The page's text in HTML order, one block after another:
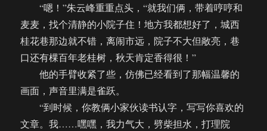
“嗯！”朱云峰重重点头，“就我们俩，带着哼哼和
麦麦，找个清静的小院子住！地方我都想好了，城西
桂花巷那边就不错，离闹市远，院子不大但敞亮，巷
口还有棵百年老桂树，秋天肯定香得很！”
他的手臂收紧了些，仿佛已经看到了那幅温馨的
画面，声音里满是雀跃。
“到时候，你教俩小家伙读书认字，写写你喜欢的
文章。我……嘿嘿，我力气大，劈柴担水，打理院